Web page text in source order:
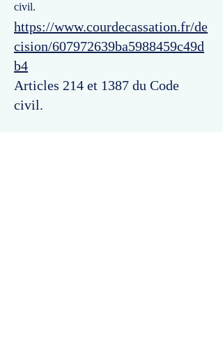
civil.
https://www.courdecassation.fr/de
cision/607972639ba5988459c49d
b4
Articles 214 et 1387 du Code
civil.